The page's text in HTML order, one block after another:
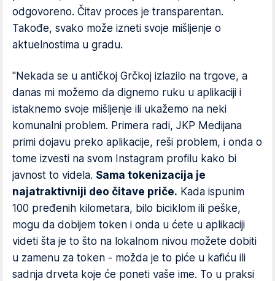
odgovoreno. Čitav proces je transparentan.
Takođe, svako može izneti svoje mišljenje o
aktuelnostima u gradu.
"Nekada se u antičkoj Grčkoj izlazilo na trgove, a
danas mi možemo da dignemo ruku u aplikaciji i
istaknemo svoje mišljenje ili ukažemo na neki
komunalni problem. Primera radi, JKP Medijana
primi dojavu preko aplikacije, reši problem, i onda o
tome izvesti na svom Instagram profilu kako bi
javnost to videla. Sama tokenizacija je
najatraktivniji deo čitave priče. Kada ispunim
100 pređenih kilometara, bilo biciklom ili peške,
mogu da dobijem token i onda u ćete u aplikaciji
videti šta je to što na lokalnom nivou možete dobiti
u zamenu za token - možda je to piće u kafiću ili
sadnja drveta koje će poneti vaše ime. To u praksi